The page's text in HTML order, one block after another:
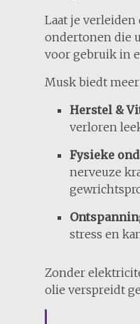
Laat je
ondertonen die
voor gebruik in
Musk biedt
Herstel &
verloren
Fysieke
nerveuze
stress en
Zonder
olie verspreidt